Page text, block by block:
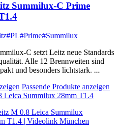
Summilux-C Prime
#PL#Prime#Summilux
C setzt Leitz neue Standards
Alle 12 Brennweiten sind
und besonders lichtstark. ...
Passende Produkte anzeigen
Leica Summilux 28mm T1.4